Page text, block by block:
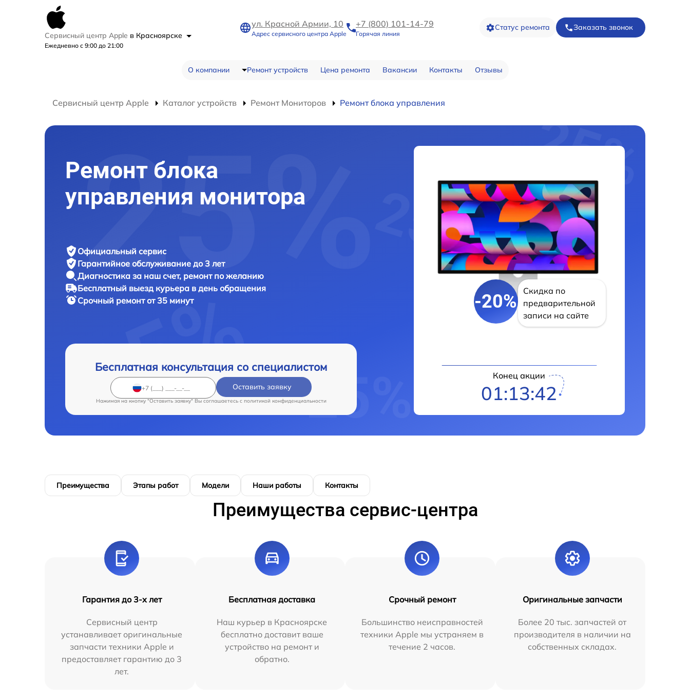
Сервисный центр Apple в Красноярске
Ежедневно с 9:00 до 21:00
ул. Красной Армии, 10
Адрес сервисного центра Apple
+7 (800) 101-14-79
Горячая линия
Статус ремонта Заказать звонок
О компании Ремонт устройств Цена ремонта Вакансии Контакты Отзывы
Сервисный центр Apple Каталог устройств Ремонт Мониторов Ремонт блока управления
Ремонт блока
управления монитора
Официальный сервис
Гарантийное обслуживание до 3 лет
Диагностика за наш счет, ремонт по желанию
Бесплатный выезд курьера в день обращения
Срочный ремонтот 35 минут
Бесплатная консультация со специалистом
Оставить заявку
Нажимая на кнопку "Оставить заявку" Вы соглашаетесь c политикой конфиденциальности
-20%
Скидка по
предварительной
записи на сайте
Конец акции
01:13:41
Преимущества Этапы работ Модели Наши работы Контакты
Преимущества сервис-центра
Гарантия до 3-х лет
Сервисный центр
устанавливает оригинальные
запчасти техники Apple и
предоставляет гарантию до 3
лет.
Бесплатная доставка
Наш курьер в Красноярске
бесплатно доставит ваше
устройство на ремонт и
обратно.
Срочный ремонт
Большинство неисправностей
техники Apple мы устраняем в
течение 2 часов.
Оригинальные запчасти
Более 20 тыс. запчастей от
производителя в наличии на
собственных складах.